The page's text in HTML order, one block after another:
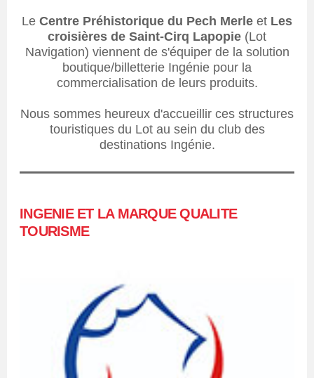
Le Centre Préhistorique du Pech Merle et Les
croisières de Saint-Cirq Lapopie (Lot
Navigation) viennent de s'équiper de la solution
boutique/billetterie Ingénie pour la
commercialisation de leurs produits.
Nous sommes heureux d'accueillir ces structures
touristiques du Lot au sein du club des
destinations Ingénie.
INGENIE ET LA MARQUE QUALITE
TOURISME